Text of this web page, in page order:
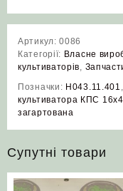
Артикул:0086
Категорії: Власне
культиваторів
Позначки: Н043.11.401
культиватора КПС
загартована
Супутні товари